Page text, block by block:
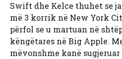
Swift dhe Kelce thuhet se
më 3 korrik në New York
përfol se u martuan në
këngëtares në Big Apple.
mëvonshme kanë